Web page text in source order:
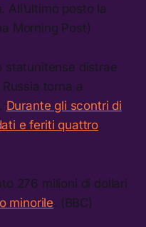
All’ultimo posto la
Morning Post)
statunitense distrae
torna a
Durante gli scontri di
e feriti quattro.
276 milioni di dollari
minorile. (BBC)